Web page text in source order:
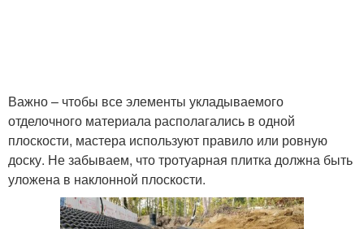
Плитки на улице
Плитка на бетонную
Важно – чтобы все элементы укладываемого
отделочного материала располагались в одной
плоскости, мастера используют правило или ровную
доску. Не забываем, что тротуарная плитка должна быть
уложена в наклонной плоскости.